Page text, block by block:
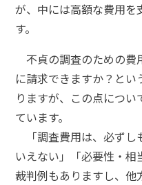
が、中には高額な費用を
す。
不貞の調査のための費
に請求できますか？と
りますが、この点につ
ています。
「調査費用は、必ずし
いえない」「必要性・相
裁判例もありますし、